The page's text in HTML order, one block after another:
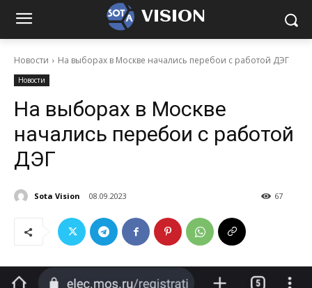
VISION
Новости На выборах в Москве начались перебои с работой ДЭГ
Новости
На выборах в Москве
начались перебои с работой
ДЭГ
Sota Vision 08.09.2023 67